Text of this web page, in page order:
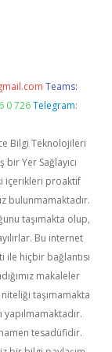
Teams:
0 726 Telegram:
Bilgi Teknolojileri
Yer Sağlayıcı
içerikleri proaktif
bulunmamaktadır.
taşımakta olup,
Bu internet
ile hiçbir bağlantısı
makaleler
taşımamakta
tesadüfidir.